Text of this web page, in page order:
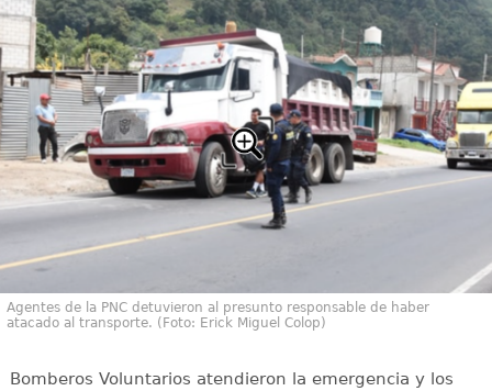
Agentes de la PNC detuvieron al presunto responsable de haber
atacado al transporte. (Foto: Erick Miguel Colop)
Bomberos Voluntarios atendieron la emergencia y los